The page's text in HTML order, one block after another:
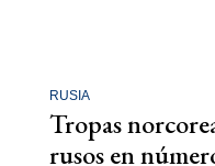
RUSIA
Tropas
rusos en